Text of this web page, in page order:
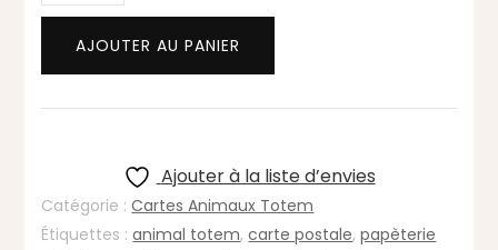
Carte
animal
totem
PAPILLON
transformation,
liberté
AJOUTER AU PANIER
Ajouter à la liste d’envies
Catégorie :Cartes Animaux Totem
Étiquettes :animal totem,carte postale,papèterie